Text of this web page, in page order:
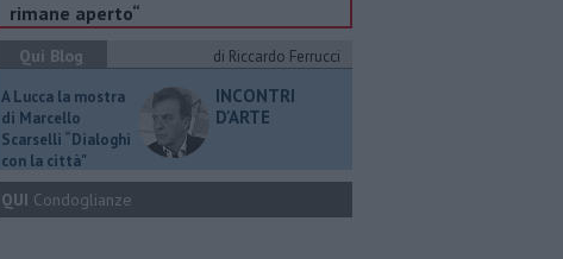
rimane aperto“
Qui Blog
di Riccardo Ferrucci
A Lucca la mostra
di Marcello
Scarselli “Dialoghi
con la città"
INCONTRI
D'ARTE
QUI Condoglianze